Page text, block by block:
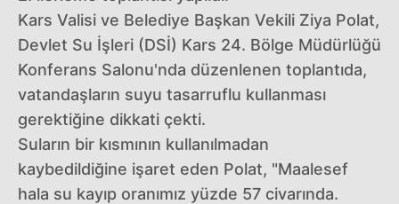
Kars Valisi ve Belediye Başkan Vekili Ziya Polat,
Devlet Su İşleri (DSİ) Kars 24. Bölge Müdürlüğü
Konferans Salonu'nda düzenlenen toplantıda,
vatandaşların suyu tasarruflu kullanması
gerektiğine dikkati çekti.
Suların bir kısmının kullanılmadan
kaybedildiğine işaret eden Polat, "Maalesef
hala su kayıp oranımız yüzde 57 civarında.